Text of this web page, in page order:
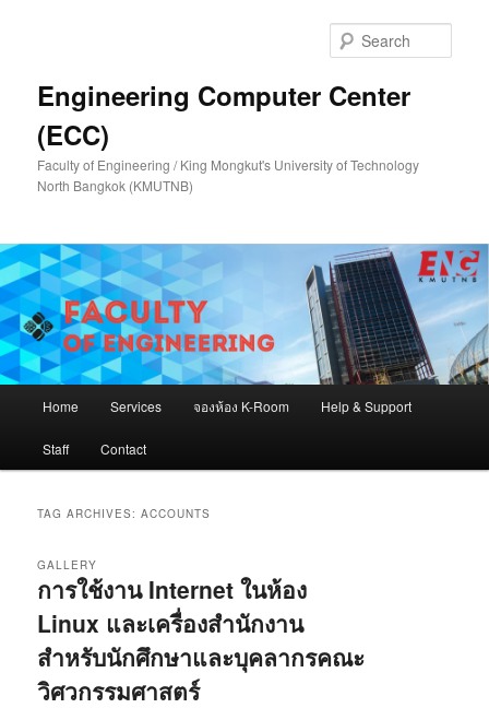
Engineering Computer Center
(ECC)
Faculty of Engineering / King Mongkut's University of Technology
North Bangkok (KMUTNB)
Home Services จองห้อง K-Room Help & Support
Staff Contact
TAG ARCHIVES:ACCOUNTS
การใช้งาน Internet ในห้อง
Linux และเครื่องสำนักงาน
สำหรับนักศึกษาและบุคลากรคณะ
วิศวกรรมศาสตร์
GALLERY